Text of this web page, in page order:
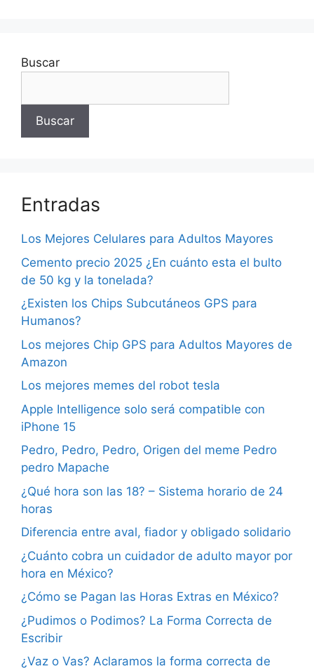
Buscar
Buscar
Entradas
Los Mejores Celulares para Adultos Mayores
Cemento precio 2025 ¿En cuánto esta el bulto
de 50 kg y la tonelada?
¿Existen los Chips Subcutáneos GPS para
Humanos?
Los mejores Chip GPS para Adultos Mayores de
Amazon
Los mejores memes del robot tesla
Apple Intelligence solo será compatible con
iPhone 15
Pedro, Pedro, Pedro, Origen del meme Pedro
pedro Mapache
¿Qué hora son las 18? – Sistema horario de 24
horas
Diferencia entre aval, fiador y obligado solidario
¿Cuánto cobra un cuidador de adulto mayor por
hora en México?
¿Cómo se Pagan las Horas Extras en México?
¿Pudimos o Podimos? La Forma Correcta de
Escribir
¿Vaz o Vas? Aclaramos la forma correcta de